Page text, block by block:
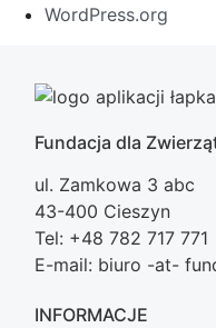
WordPress.org
Fundacja dla
ul. Zamkowa 3 abc
43-400 Cieszyn
Tel: +48 782 717 771
E-mail: biuro -at-
INFORMACJE